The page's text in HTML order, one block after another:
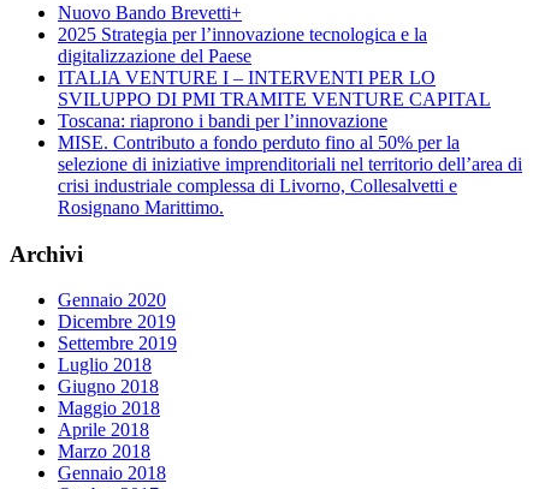
Nuovo Bando Brevetti+
2025 Strategia per l’innovazione tecnologica e la
digitalizzazione del Paese
ITALIA VENTURE I – INTERVENTI PER LO
SVILUPPO DI PMI TRAMITE VENTURE CAPITAL
Toscana: riaprono i bandi per l’innovazione
MISE. Contributo a fondo perduto fino al 50% per la
selezione di iniziative imprenditoriali nel territorio dell’area di
crisi industriale complessa di Livorno, Collesalvetti e
Rosignano Marittimo.
Archivi
Gennaio 2020
Dicembre 2019
Settembre 2019
Luglio 2018
Giugno 2018
Maggio 2018
Aprile 2018
Marzo 2018
Gennaio 2018